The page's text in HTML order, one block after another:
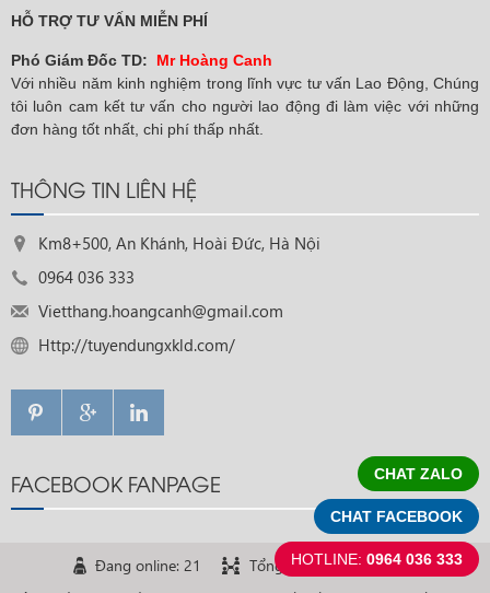
HỖ TRỢ TƯ VẤN MIỄN PHÍ
Phó Giám Đốc TD:
Mr Hoàng Canh
Với nhiều năm kinh nghiệm trong lĩnh vực tư vấn Lao Động, Chúng
tôi luôn cam kết tư vấn cho người lao động đi làm việc với những
đơn hàng tốt nhất, chi phí thấp nhất.
THÔNG TIN LIÊN HỆ
Km8+500, An Khánh, Hoài Đức, Hà Nội
0964 036 333
Vietthang.hoangcanh@gmail.com
Http://tuyendungxkld.com/
FACEBOOK FANPAGE
Đang online: 21 Tổng truy cập: 3.573.702
CHAT ZALO
CHAT FACEBOOK
HOTLINE: 0964 036 333